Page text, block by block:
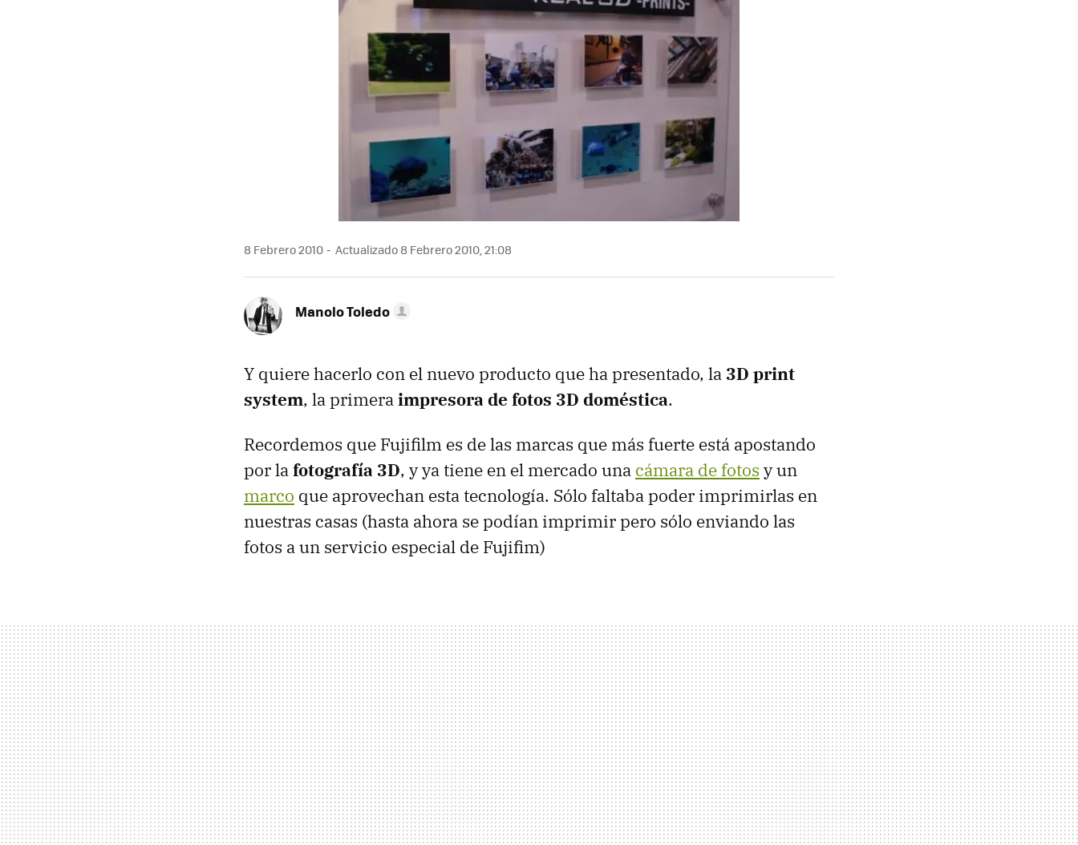
8 Febrero 2010 Actualizado 8 Febrero 2010, 21:08
Manolo Toledo
Y quiere hacerlo con el nuevo producto que ha presentado, la 3D print
system, la primeraimpresora de fotos 3D doméstica.
Recordemos que Fujifilm es de las marcas que más fuerte está apostando
por lafotografía 3D, y ya tiene en el mercado una cámara de fotos y un
marco que aprovechan esta tecnología. Sólo faltaba poder imprimirlas en
nuestras casas (hasta ahora se podían imprimir pero sólo enviando las
fotos a un servicio especial de Fujifim)